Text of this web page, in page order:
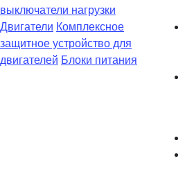
выключатели нагрузки
Двигатели Комплексное
защитное устройство для
двигателей Блоки питания